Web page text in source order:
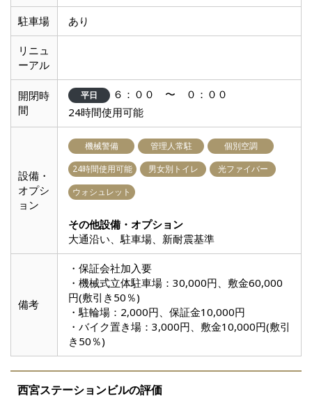
駐車場 あり
リニュ
ーアル
開閉時
間
平日
６：００ 〜 ０：００
24時間使用可能
設備・
オプシ
ョン
機械警備 管理人常駐
個別空調
24時間使用可能
男女別トイレ
光ファイバー
ウォシュレット
その他設備・オプション
大通沿い、駐車場、新耐震基準
備考
・保証会社加入要
・機械式立体駐車場：30,000円、敷金60,000
円(敷引き50％)
・駐輪場：2,000円、保証金10,000円
・バイク置き場：3,000円、敷金10,000円(敷引
き50％)
西宮ステーションビルの評価